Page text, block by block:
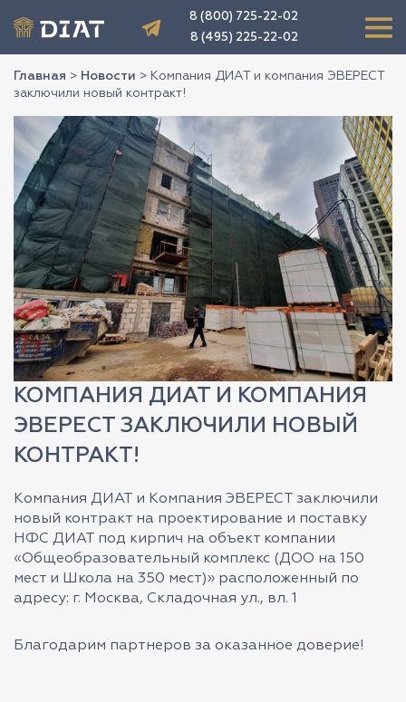
8 (800) 725-22-02
8 (495) 225-22-02
Главная > Новости > Компания ДИАТ и компания ЭВЕРЕСТ
заключили новый контракт!
КОМПАНИЯ ДИАТ И КОМПАНИЯ
ЭВЕРЕСТ ЗАКЛЮЧИЛИ НОВЫЙ
КОНТРАКТ!
Компания ДИАТ и Компания ЭВЕРЕСТ заключили
новый контракт на проектирование и поставку
НФС ДИАТ под кирпич на объект компании
«Общеобразовательный комплекс (ДОО на 150
мест и Школа на 350 мест)» расположенный по
адресу: г. Москва, Складочная ул., вл. 1
Благодарим партнеров за оказанное доверие!